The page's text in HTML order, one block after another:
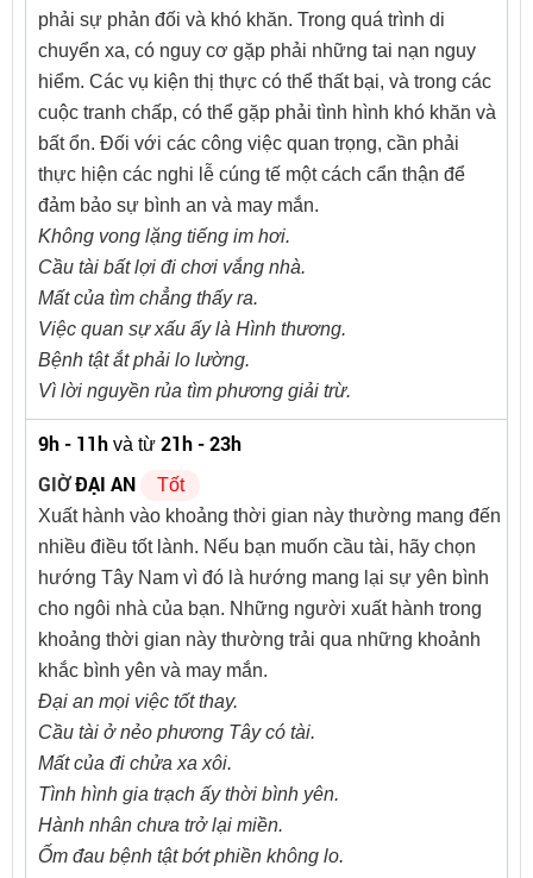
phải sự phản đối và khó khăn. Trong quá trình di
chuyển xa, có nguy cơ gặp phải những tai nạn nguy
hiểm. Các vụ kiện thị thực có thể thất bại, và trong các
cuộc tranh chấp, có thể gặp phải tình hình khó khăn và
bất ổn. Đối với các công việc quan trọng, cần phải
thực hiện các nghi lễ cúng tế một cách cẩn thận để
đảm bảo sự bình an và may mắn.
Không vong lặng tiếng im hơi.
Cầu tài bất lợi đi chơi vắng nhà.
Mất của tìm chẳng thấy ra.
Việc quan sự xấu ấy là Hình thương.
Bệnh tật ắt phải lo lường.
Vì lời nguyền rủa tìm phương giải trừ.
9h - 11h và từ 21h - 23h
GIỜĐẠI AN
Tốt
Xuất hành vào khoảng thời gian này thường mang đến
nhiều điều tốt lành. Nếu bạn muốn cầu tài, hãy chọn
hướng Tây Nam vì đó là hướng mang lại sự yên bình
cho ngôi nhà của bạn. Những người xuất hành trong
khoảng thời gian này thường trải qua những khoảnh
khắc bình yên và may mắn.
Đại an mọi việc tốt thay.
Cầu tài ở nẻo phương Tây có tài.
Mất của đi chửa xa xôi.
Tình hình gia trạch ấy thời bình yên.
Hành nhân chưa trở lại miền.
Ốm đau bệnh tật bớt phiền không lo.